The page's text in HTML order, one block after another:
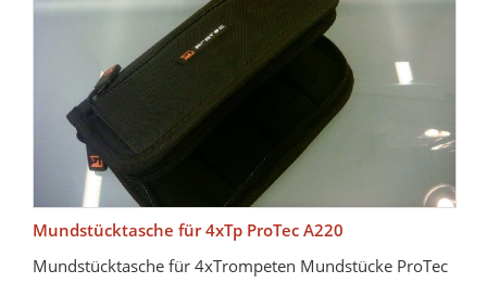
Mundstücktasche für 4xTp ProTec A220
Mundstücktasche für 4xTrompeten Mundstücke ProTec